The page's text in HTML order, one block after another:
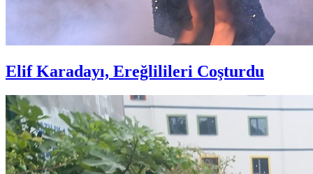
Elif Karadayı, Ereğlilileri Coşturdu